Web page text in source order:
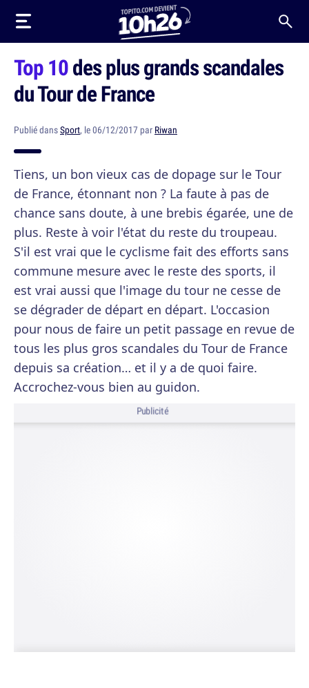
Top 10des plus grands scandales
du Tour de France
Publié dansSport, le 06/12/2017 par Riwan
Tiens, un bon vieux cas de dopage sur le Tour
de France, étonnant non ? La faute à pas de
chance sans doute, à une brebis égarée, une de
plus. Reste à voir l'état du reste du troupeau.
S'il est vrai que le cyclisme fait des efforts sans
commune mesure avec le reste des sports, il
est vrai aussi que l'image du tour ne cesse de
se dégrader de départ en départ. L'occasion
pour nous de faire un petit passage en revue de
tous les plus gros scandales du Tour de France
depuis sa création… et il y a de quoi faire.
Accrochez-vous bien au guidon.
Publicité